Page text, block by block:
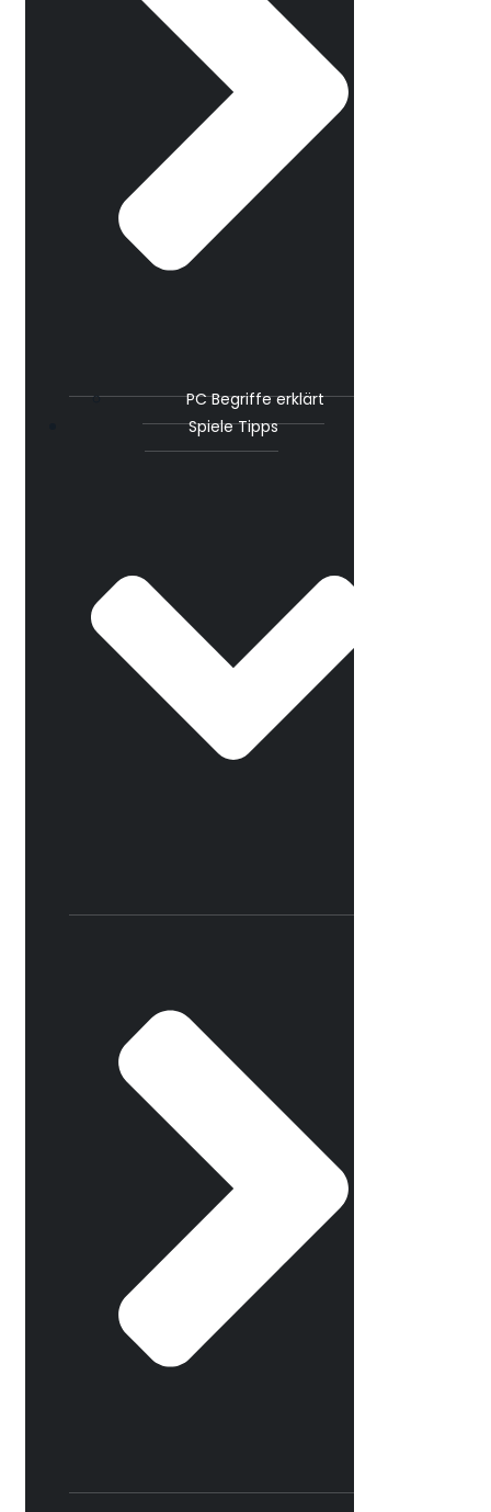
PC Begriffe erklärt
Spiele Tipps